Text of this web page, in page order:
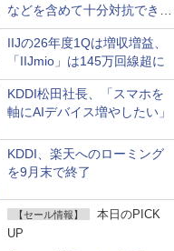
などを含めて十分対抗でき
る」
IIJの26年度1Qは増収増益、
「IIJmio」は145万回線超に
KDDI松田社長、「スマホを
軸にAIデバイス増やしたい」
KDDI、楽天へのローミング
を9月末で終了
【セール情報】
本日のPICK
UP